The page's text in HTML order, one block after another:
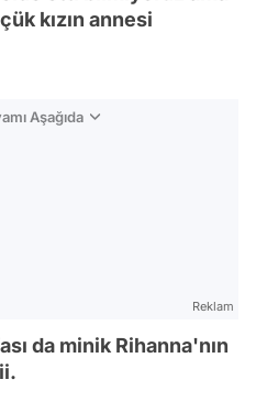
kızın annesi
Aşağıda
Reklam
da minik Rihanna'nın